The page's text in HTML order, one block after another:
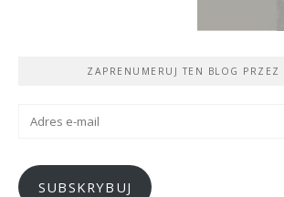
ZAPRENUMERUJ TEN BLOG PRZEZ
Adres
SUBSKRYBUJ